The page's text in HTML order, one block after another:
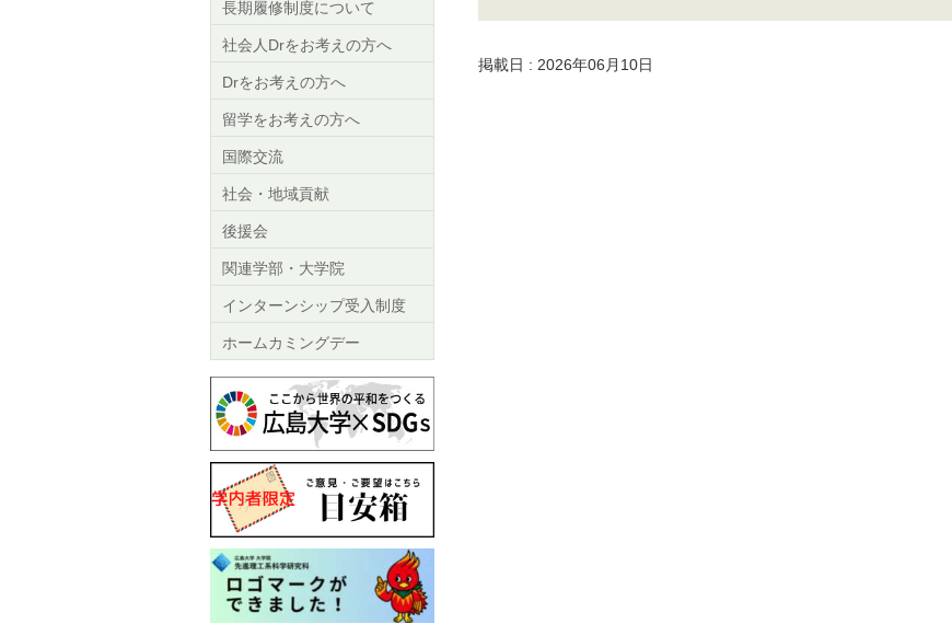
掲載日 : 2026年06月10日
長期履修制度について
社会人Drをお考えの方へ
Drをお考えの方へ
留学をお考えの方へ
国際交流
社会・地域貢献
後援会
関連学部・大学院
インターンシップ受入制度
ホームカミングデー